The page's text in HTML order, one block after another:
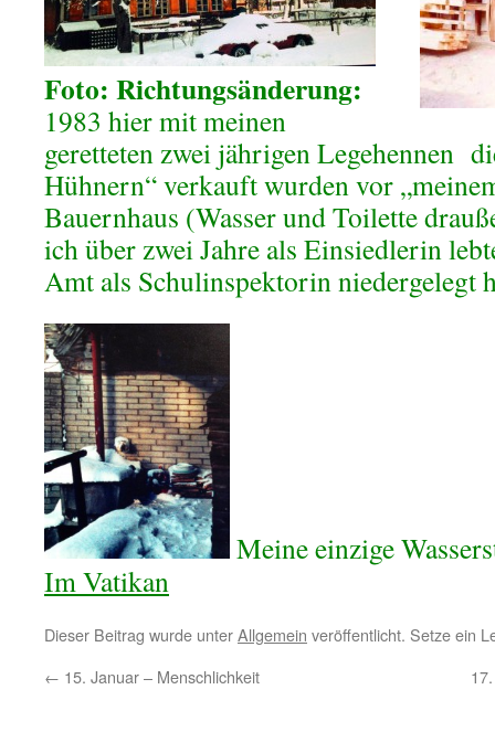
Foto: Richtungsänderung:
1983 hier mit meinen
geretteten zwei jährigen Legehennen
Hühnern“ verkauft wurden vor
Bauernhaus (Wasser und Toilette
ich über zwei Jahre als Einsiedlerin
Amt als Schulinspektorin niedergelegt
Meine einzige
Im Vatikan
Dieser Beitrag wurde unterAllgemein veröffentlicht. Setze ein
← 15. Januar – Menschlichkeit